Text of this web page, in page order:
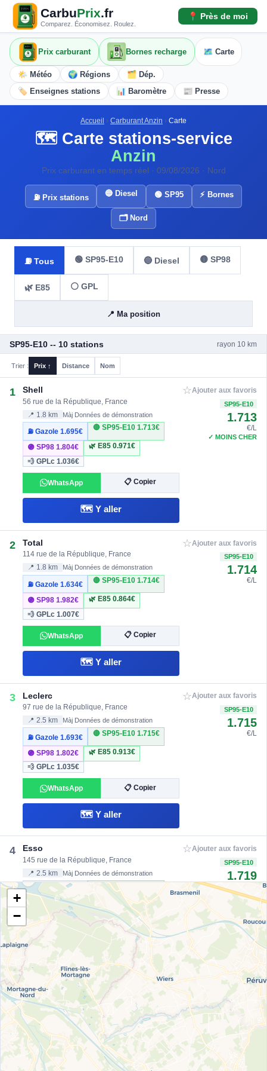
CarbuPrix.fr
Comparez. Économisez. Roulez.
📍 Près de moi
Prix carburant Bornes recharge 🗺️ Carte
🌤️ Météo 🌍 Régions
🗂️ Dép.
🏷️ Enseignes stations
📊 Baromètre 📰 Presse
Accueil › Carburant Anzin › Carte
🗺️ Carte stations-service
Anzin
Prix carburant en temps réel · 09/08/2026 · Nord
⛽ Prix stations 🔵 Diesel 🟢 SP95 ⚡ Bornes
🗂️ Nord
⛽ Tous 🟢 SP95-E10 🔵 Diesel 🟡 SP98
🌿 E85 ⚪ GPL
📍 Ma position
SP95-E10 -- 10 stations rayon 10 km
Trier : Prix ↑ Distance Nom
1 Shell
56 rue de la République, France
📍 1.8 km Màj Données de démonstration
⛽ Gazole1.695€
🔴 SP95-E10 1.713€
🟣 SP981.804€ 🌿 E85 0.971€
💨 GPLc1.036€
WhatsApp 📋 Copier
🗺️ Y aller
☆Ajouter aux favoris
SP95-E10
1.713
€/L
✓ MOINS CHER
2 Total
114 rue de la République, France
📍 1.8 km Màj Données de démonstration
⛽ Gazole1.634€
🔴 SP95-E10 1.714€
🟣 SP981.982€ 🌿 E85 0.864€
💨 GPLc1.007€
WhatsApp 📋 Copier
🗺️ Y aller
☆Ajouter aux favoris
SP95-E10
1.714
€/L
3 Leclerc
97 rue de la République, France
📍 2.5 km Màj Données de démonstration
⛽ Gazole1.693€
🔴 SP95-E10 1.715€
🟣 SP981.802€ 🌿 E85 0.913€
💨 GPLc1.035€
WhatsApp 📋 Copier
🗺️ Y aller
☆Ajouter aux favoris
SP95-E10
1.715
€/L
4 Esso
145 rue de la République, France
📍 2.5 km Màj Données de démonstration
⛽ Gazole
🔴 SP95-E10
🟣 SP98 1.978€ 0.882€
💨 GPLc 1.042€
WhatsApp 📋 Copier
🗺️ Y aller
☆Ajouter aux favoris
SP95-E10
1.719
5 Système U
35 rue de la République, France
📍 2.5 km Màj Données de démonstration
⛽ Gazole 1.589€
🔴 SP95-E101.729€
🟣 SP98 2.006€ 🌿 E850.924€
☆
Ajouter aux favoris
SP95-E10
1.729
€/L
+
−